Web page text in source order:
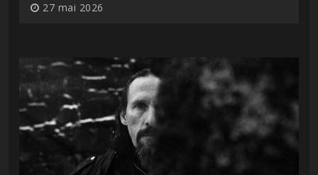
27 mai 2026